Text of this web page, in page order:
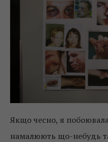
Якщо чесно, я
намалюють що-небудь